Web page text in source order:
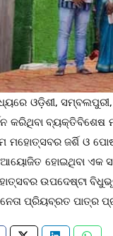
ଓଡ଼ିଶୀ,
କରିଥିବା
ମହୋତ୍ସବର ଜର୍ଶି ଓ
ହୋଇଥିବା ଏକ
ଉପଦେଷ୍ଟା
ପ୍ରିୟବ୍ରତ